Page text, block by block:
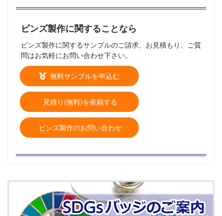
ピンズ製作に関することなら
ピンズ製作に関するサンプルのご請求、お見積もり、ご質
問はお気軽にお問い合わせ下さい。
無料サンプルを申込む
見積り(無料)を依頼する
ピンズ製作のお問い合わせ